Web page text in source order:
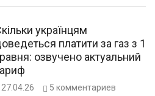
українцям
платити за газ з 1
озвучено актуальний
27.04.26 5 комментариев